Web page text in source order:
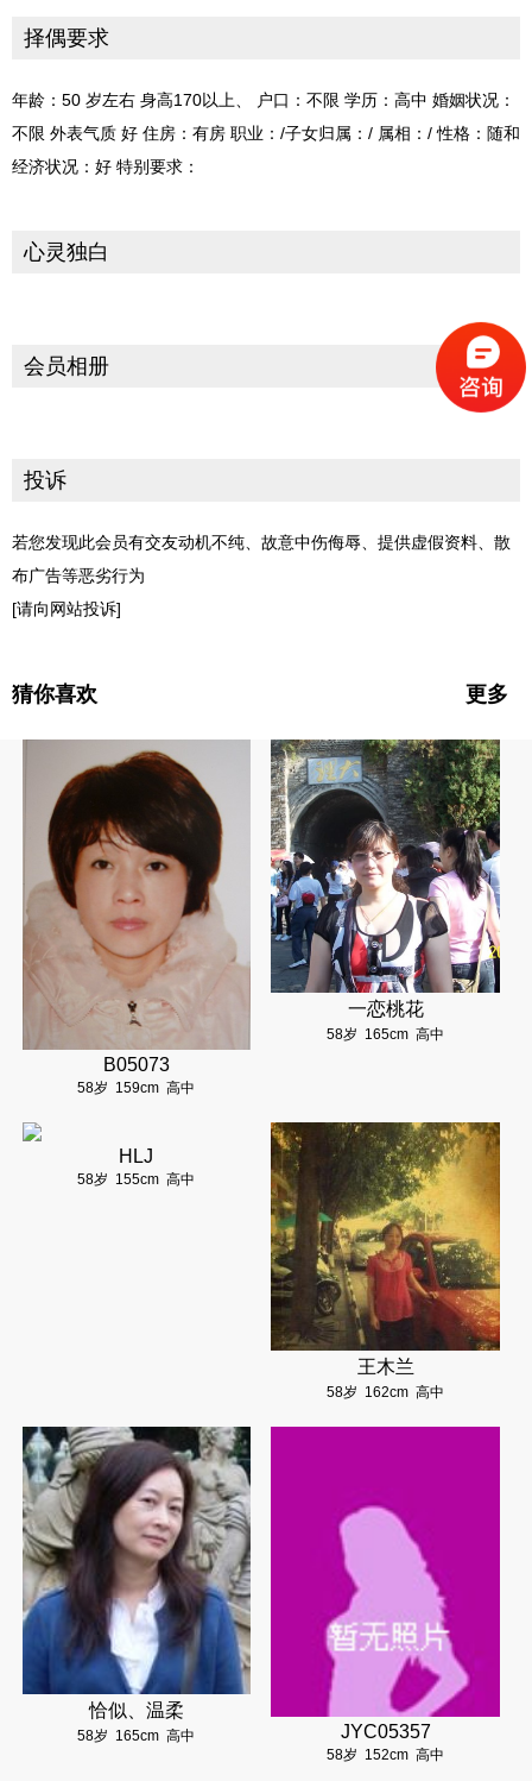
择偶要求
年龄：50 岁左右 身高170以上、 户口：不限 学历：高中 婚姻状况：
不限 外表气质 好 住房：有房 职业：/子女归属：/ 属相：/ 性格：随和
经济状况：好 特别要求：
心灵独白
会员相册
投诉
若您发现此会员有交友动机不纯、故意中伤侮辱、提供虚假资料、散
布广告等恶劣行为
[请向网站投诉]
猜你喜欢 更多
B05073
58岁 159cm 高中
一恋桃花
58岁 165cm 高中
HLJ
58岁 155cm 高中
王木兰
58岁 162cm 高中
恰似、温柔
58岁 165cm 高中 JYC05357
58岁 152cm 高中